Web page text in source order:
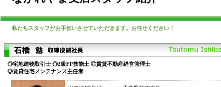
私たちスタッフがお手伝いさせていただきます。お任せください！
◎宅地建物取引士 ◎2級FP技能士 ◎賃貸不動産経営管理士
◎賃貸住宅メンテナンス主任者